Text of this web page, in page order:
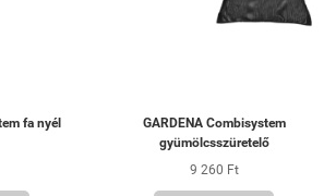
fa nyél
GARDENA Combisystem
gyümölcsszüretelő
9 260 Ft